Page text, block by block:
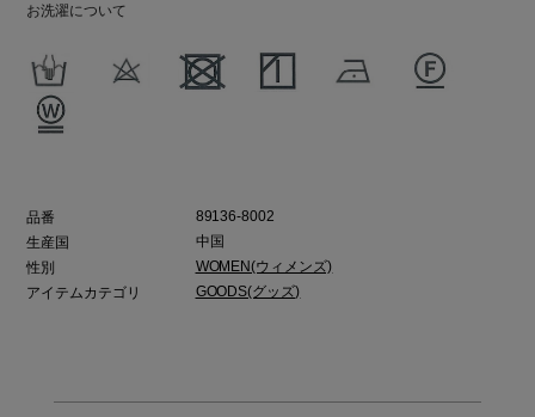
お洗濯について
品番
89136-8002
生産国
中国
性別
WOMEN(ウィメンズ)
アイテムカテゴリ
GOODS(グッズ)